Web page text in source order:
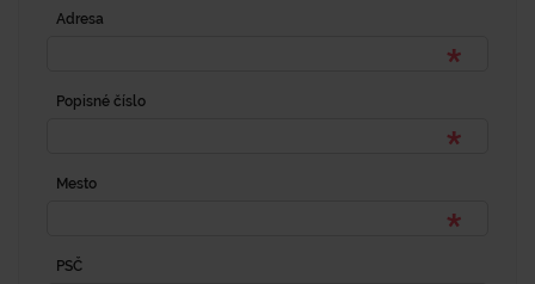
Adresa
Popisné číslo
Mesto
PSČ